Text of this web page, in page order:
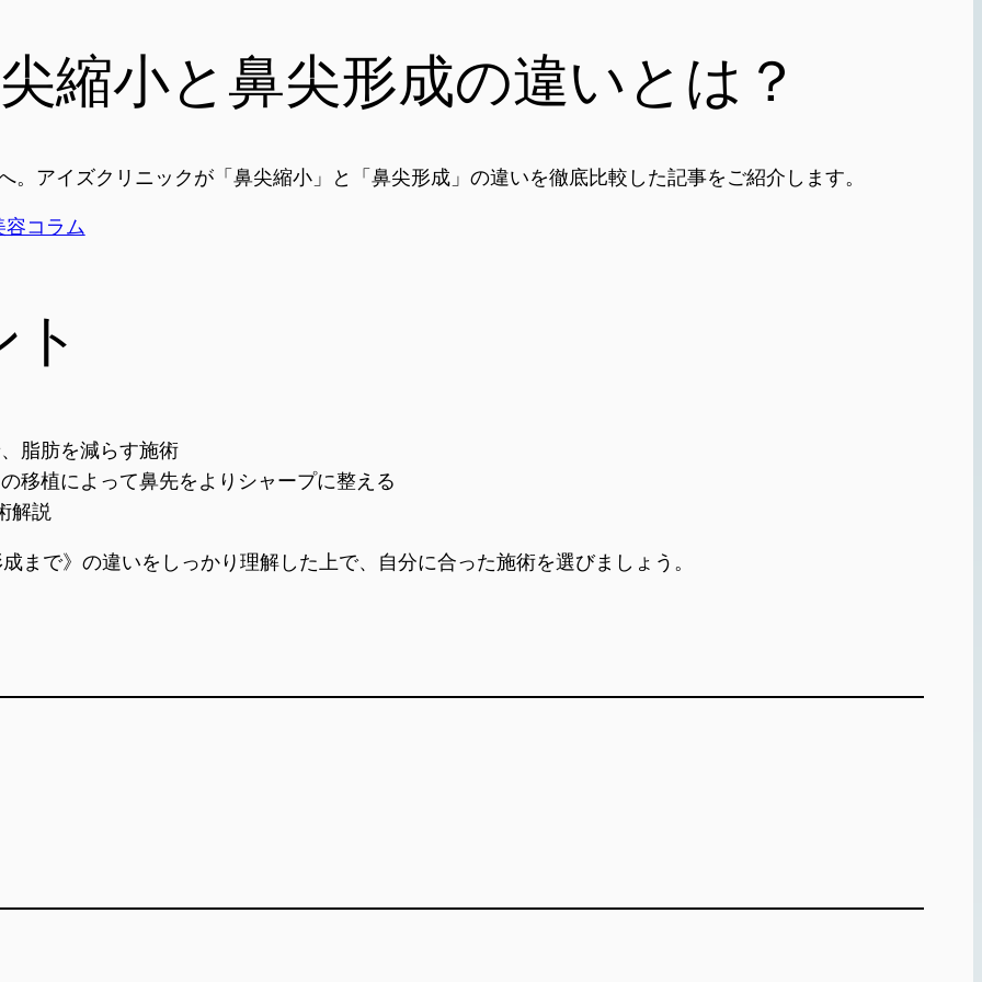
縮小と鼻尖形成の違いとは？
アイズクリニックが「鼻尖縮小」と「鼻尖形成」の違いを徹底比較した記事をご紹介します。
コラム
脂肪を減らす施術
移植によって鼻先をよりシャープに整える
解説
まで》の違いをしっかり理解した上で、自分に合った施術を選びましょう。